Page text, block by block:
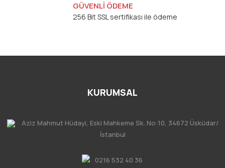
GÜVENLİ ÖDEME
256 Bit SSL sertifikası ile ödeme
KURUMSAL
Aziz Mahmut Hüdayi, Eski Mahkeme Sk. No:10, 34672 Üsküdar/
İstanbul
0216 532 40 36